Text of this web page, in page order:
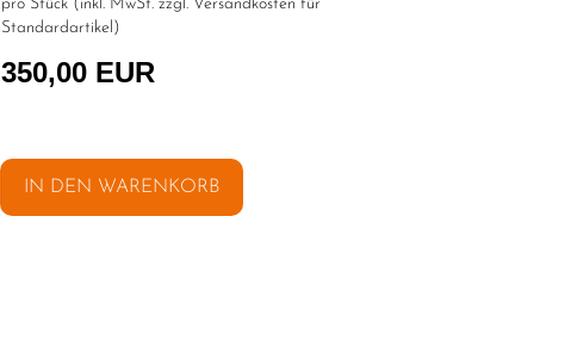
pro Stück (inkl. MwSt. zzgl. Versandkosten für
Standardartikel )
350,00 EUR
IN DEN WARENKORB